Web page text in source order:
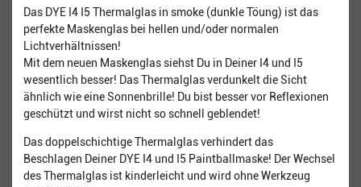
Das DYE I4 I5 Thermalglas in smoke (dunkle Töung) ist das
perfekte Maskenglas bei hellen und/oder normalen
Lichtverhältnissen!
Mit dem neuen Maskenglas siehst Du in Deiner I4 und I5
wesentlich besser! Das Thermalglas verdunkelt die Sicht
ähnlich wie eine Sonnenbrille! Du bist besser vor Reflexionen
geschützt und wirst nicht so schnell geblendet!
Das doppelschichtige Thermalglas verhindert das
Beschlagen Deiner DYE I4 und I5 Paintballmaske! Der Wechsel
des Thermalglas ist kinderleicht und wird ohne Werkzeug